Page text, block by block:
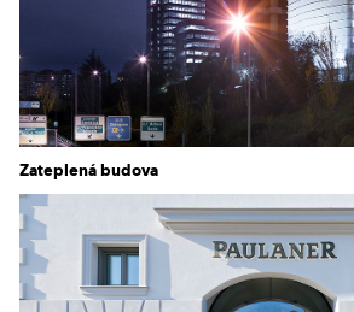
Zateplená budova